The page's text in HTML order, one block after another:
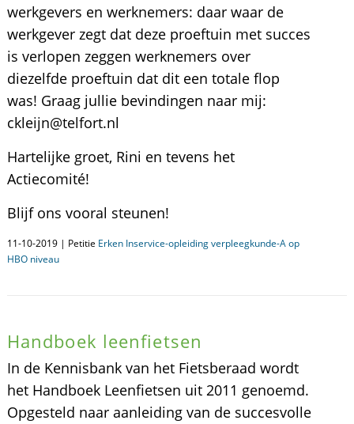
werkgevers en werknemers: daar waar de
werkgever zegt dat deze proeftuin met succes
is verlopen zeggen werknemers over
diezelfde proeftuin dat dit een totale flop
was! Graag jullie bevindingen naar mij:
ckleijn@telfort.nl
Hartelijke groet, Rini en tevens het
Actiecomité!
Blijf ons vooral steunen!
11-10-2019 | Petitie Erken Inservice-opleiding verpleegkunde-A op
HBO niveau
Handboek leenfietsen
In de Kennisbank van het Fietsberaad wordt
het Handboek Leenfietsen uit 2011 genoemd.
Opgesteld naar aanleiding van de succesvolle